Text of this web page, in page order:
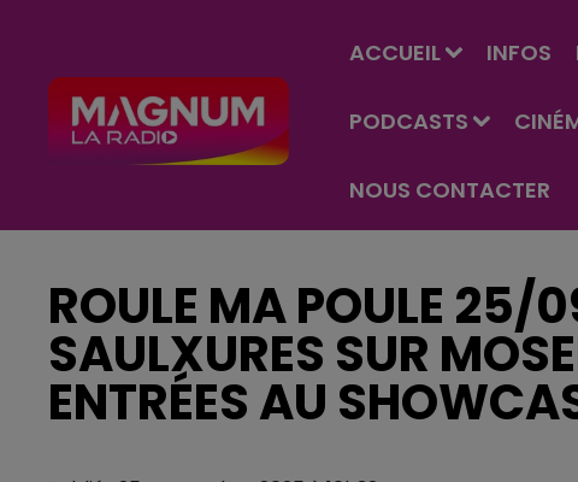
ACCUEIL INFOS
PODCASTS
NOUS CONTACTER
ROULE MA POULE
SAULXURES SUR
ENTRÉES AU